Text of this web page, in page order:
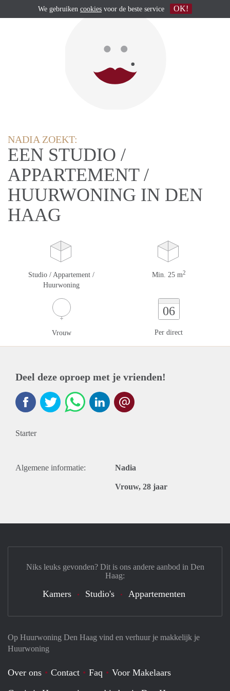
NADIA ZOEKT:
EEN STUDIO /
APPARTEMENT /
HUURWONING IN DEN
HAAG
Studio / Appartement /
Huurwoning
Min. 25 m2
Vrouw
06
Per direct
Deel deze oproep met je vrienden!
Starter
Algemene informatie: Nadia
Vrouw, 28 jaar
Op Huurwoning Den Haag vind en verhuur je makkelijk je
Huurwoning
Over ons Contact Faq
Voor Makelaars
Niks leuks gevonden? Dit is ons andere aanbod in Den
Haag:
Kamers Studio's Appartementen
We gebruiken cookies voor de beste service OK!